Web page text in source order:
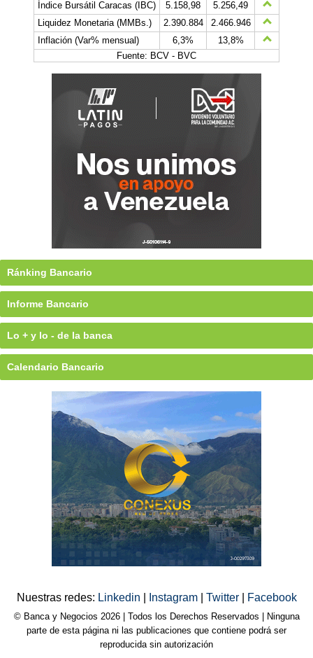
Índice Bursátil Caracas (IBC)
5.158,98
5.256,49
Liquidez Monetaria (MMBs.)
2.390.884
2.466.946
Inflación (Var% mensual)
6,3%
13,8%
Fuente: BCV - BVC
Ránking Bancario
Informe Bancario
Lo + y lo - de la banca
Calendario Bancario
Nuestras redes: Linkedin Instagram Twitter Facebook
© Banca y Negocios 2026 | Todos los Derechos Reservados | Ninguna
parte de esta página ni las publicaciones que contiene podrá ser
reproducida sin autorización